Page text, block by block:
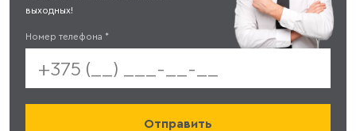
выходных!
Номер телефона *